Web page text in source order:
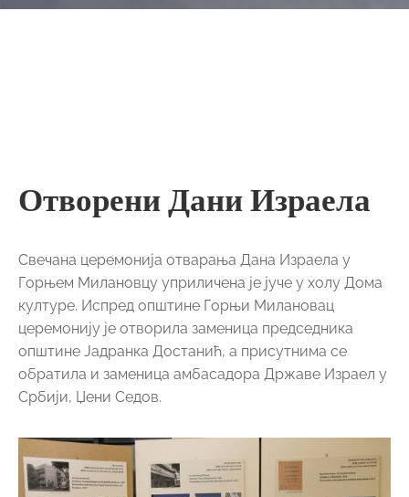
Отворени Дани Израела
Свечана церемонија отварања Дана Израела у
Горњем Милановцу уприличена је јуче у холу Дома
културе. Испред општине Горњи Милановац
церемонију је отворила заменица председника
општине Јадранка Достанић, а присутнима се
обратила и заменица амбасадора Државе Израел у
Србији, Џени Седов.